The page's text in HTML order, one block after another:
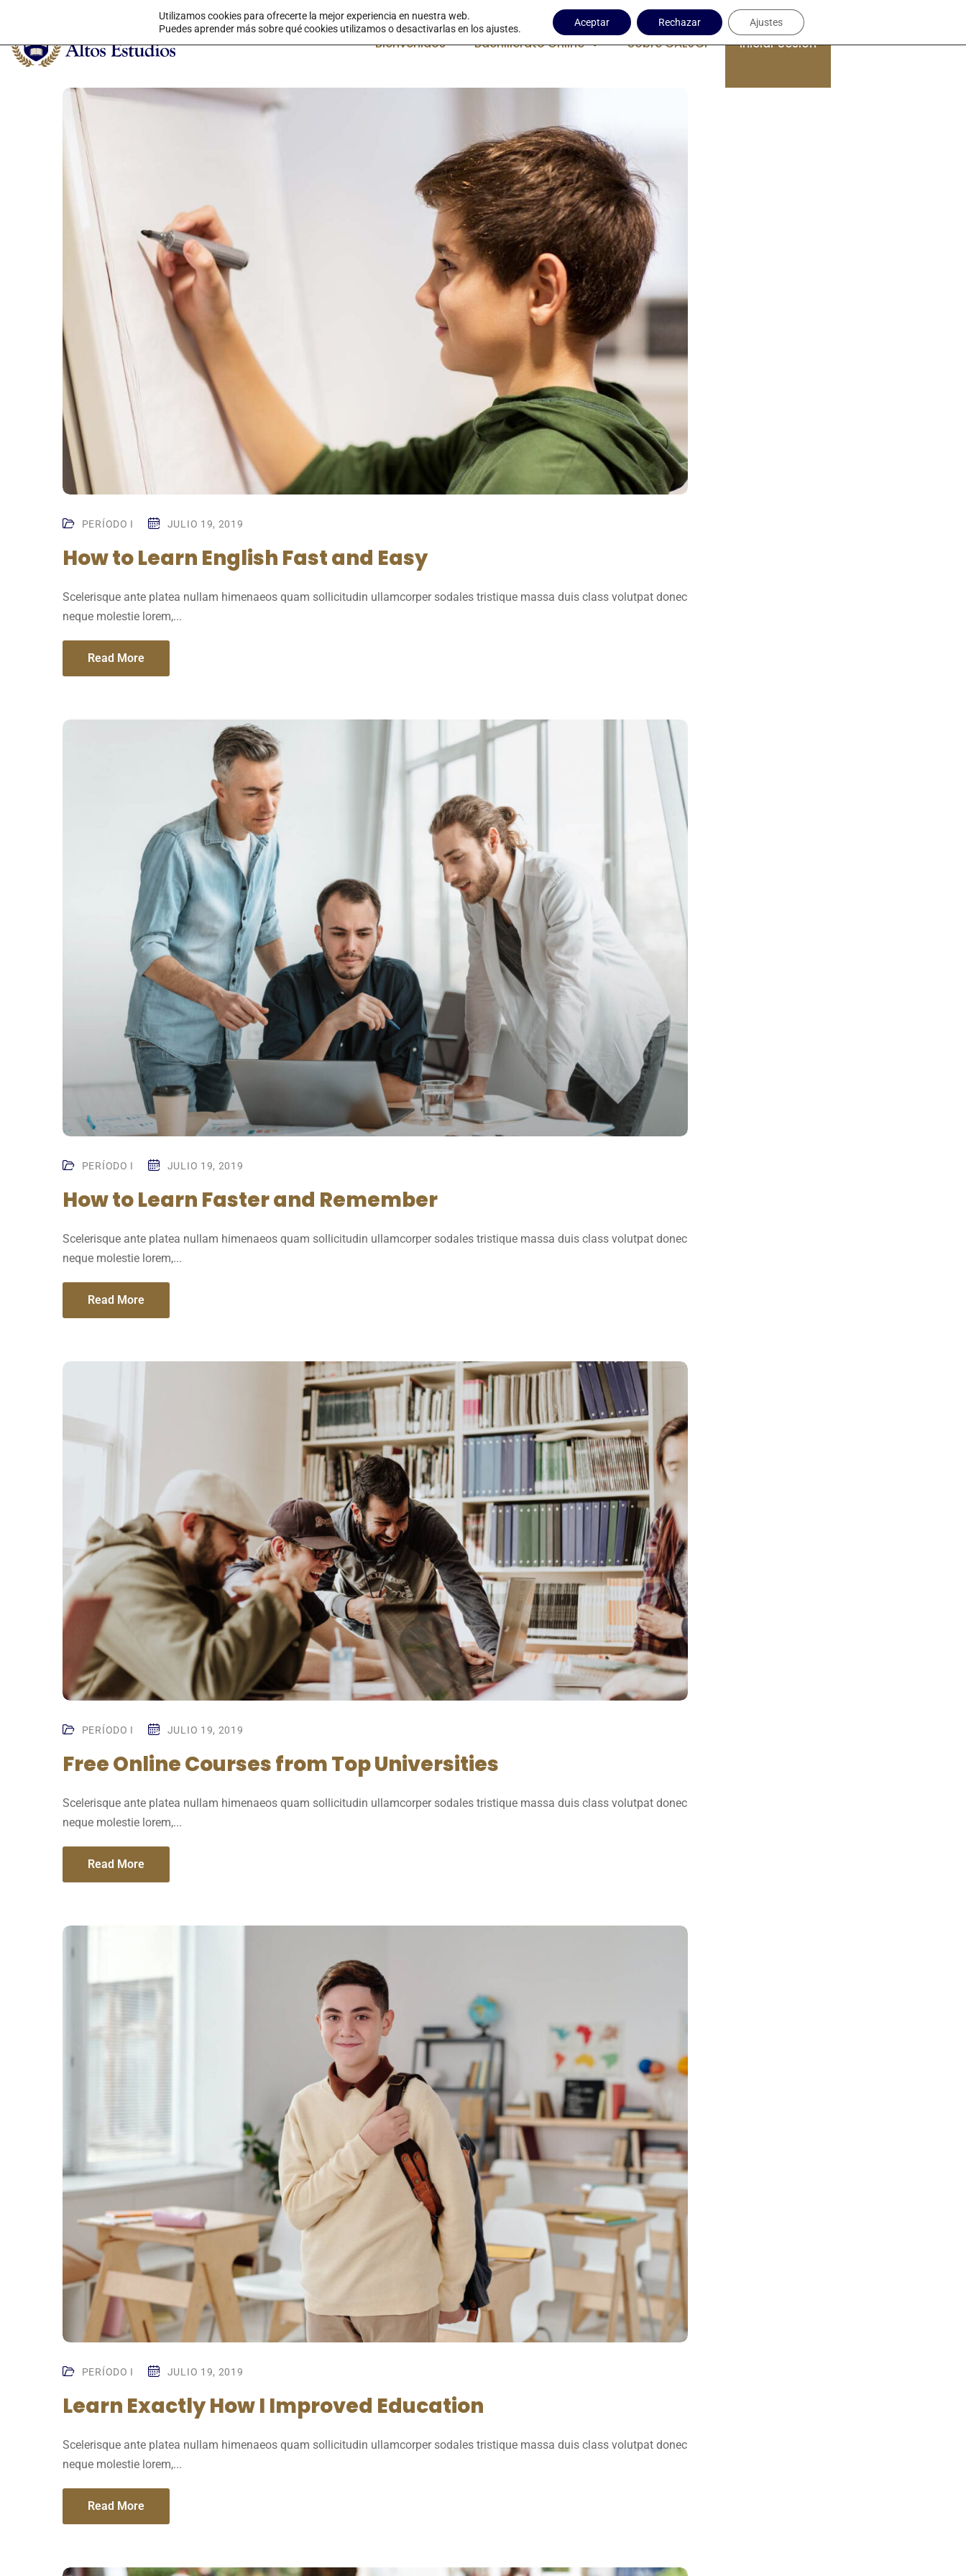
Bienvenidos Bachillerato Online Sobre CAEJCP Iniciar Sesión
PERÍODO I JULIO 19, 2019
How to Learn English Fast and Easy
Scelerisque ante platea nullam himenaeos quam sollicitudin ullamcorper sodales tristique massa duis class volutpat donec
neque molestie lorem,...
Read More
PERÍODO I JULIO 19, 2019
How to Learn Faster and Remember
Scelerisque ante platea nullam himenaeos quam sollicitudin ullamcorper sodales tristique massa duis class volutpat donec
neque molestie lorem,...
Read More
PERÍODO I JULIO 19, 2019
Free Online Courses from Top Universities
Scelerisque ante platea nullam himenaeos quam sollicitudin ullamcorper sodales tristique massa duis class volutpat donec
neque molestie lorem,...
Read More
PERÍODO I JULIO 19, 2019
Learn Exactly How I Improved Education
Scelerisque ante platea nullam himenaeos quam sollicitudin ullamcorper sodales tristique massa duis class volutpat donec
neque molestie lorem,...
Read More
Utilizamos cookies para ofrecerte la mejor experiencia en nuestra web.
Puedes aprender más sobre qué cookies utilizamos o desactivarlas en los ajustes.
Aceptar Rechazar Ajustes